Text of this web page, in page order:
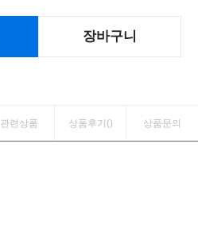
장바구니
관련상품 상품후기() 상품문의